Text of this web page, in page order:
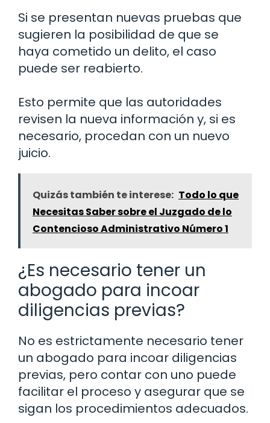
Si se presentan nuevas pruebas que
sugieren la posibilidad de que se
haya cometido un delito, el caso
puede ser reabierto.
Esto permite que las autoridades
revisen la nueva información y, si es
necesario, procedan con un nuevo
juicio.
Quizás también te interese: Todo lo que
Necesitas Saber sobre el Juzgado de lo
Contencioso Administrativo Número 1
¿Es necesario tener un
abogado para incoar
diligencias previas?
No es estrictamente necesario tener
un abogado para incoar diligencias
previas, pero contar con uno puede
facilitar el proceso y asegurar que se
sigan los procedimientos adecuados.